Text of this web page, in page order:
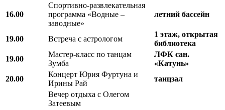
16.00
Спортивно-развлекательная
программа «Водные –
заводные»
летний бассейн
19.00 Встреча с астрологом
1 этаж, открытая
библиотека
19.00
Мастер-класс по танцам
Зумба
ЛФК сан.
«Катунь»
20.00
Концерт Юрия Фуртуна и
Ирины Рай
танцзал
Вечер отдыха с Олегом
Затеевым